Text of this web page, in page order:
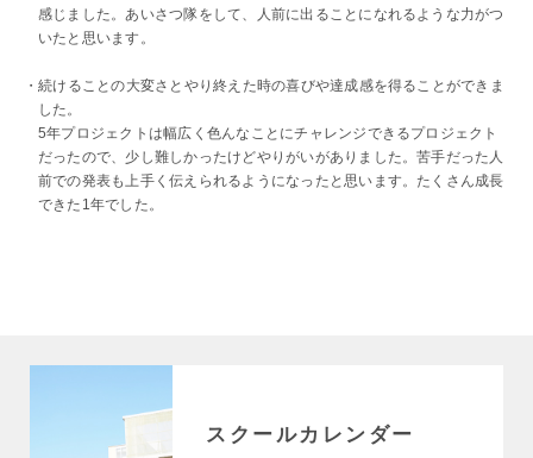
感じました。あいさつ隊をして、人前に出ることになれるような力がつ
いたと思います。
・続けることの大変さとやり終えた時の喜びや達成感を得ることができま
した。
5年プロジェクトは幅広く色んなことにチャレンジできるプロジェクト
だったので、少し難しかったけどやりがいがありました。苦手だった人
前での発表も上手く伝えられるようになったと思います。たくさん成長
できた1年でした。
スクールカレンダー